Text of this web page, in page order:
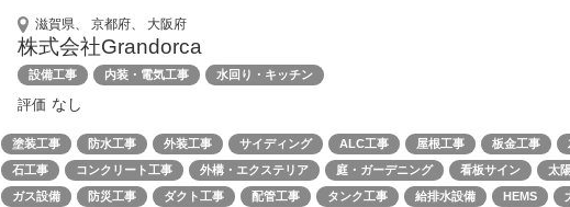
滋賀県、 京都府、 大阪府
株式会社Grandorca
設備工事 内装・電気工事 水回り・キッチン
評価 なし
塗装工事 防水工事 外装工事 サイディング ALC工事 屋根工事 板金工事
石工事
コンクリート工事 外構・エクステリア 庭・ガーデニング 看板サイン 太
ガス設備
防災工事 ダクト工事 配管工事 タンク工事 給排水設備 HEMS